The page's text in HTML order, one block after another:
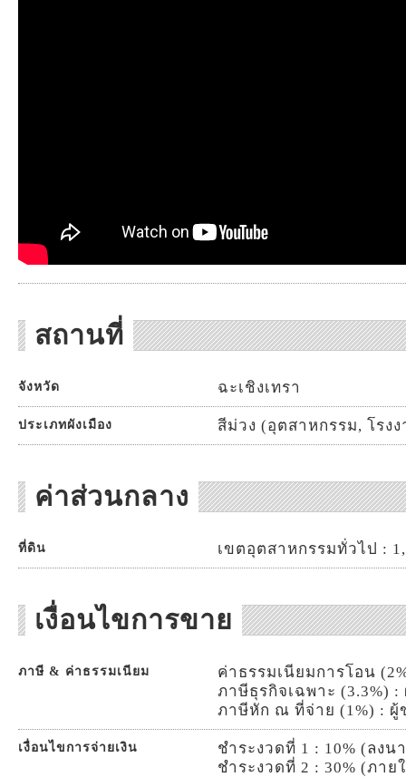
สถานที่
จังหวัด ฉะเชิงเทรา
ประเภทผังเมือง สีม่วง (อุตสาหกรรม, โรง
ค่าส่วนกลาง
ที่ดิน เขตอุตสาหกรรมทั่วไป :
เงื่อนไขการขาย
ภาษี & ค่าธรรมเนียม
ค่าธรรมเนียมการโอน
ภาษีธุรกิจเฉพาะ (3.3%)
ภาษีหัก ณ ที่จ่าย (1%) : ผู้
เงื่อนไขการจ่ายเงิน
ชำระงวดที่ 1 : 10% (ล
ชำระงวดที่ 2 : 30% (ภา